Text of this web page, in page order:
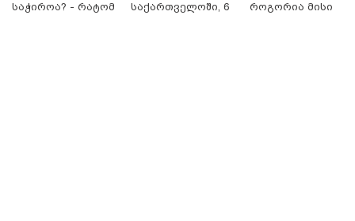
საჭიროა? - რატომ
საქართველოში, 6
როგორია მისი